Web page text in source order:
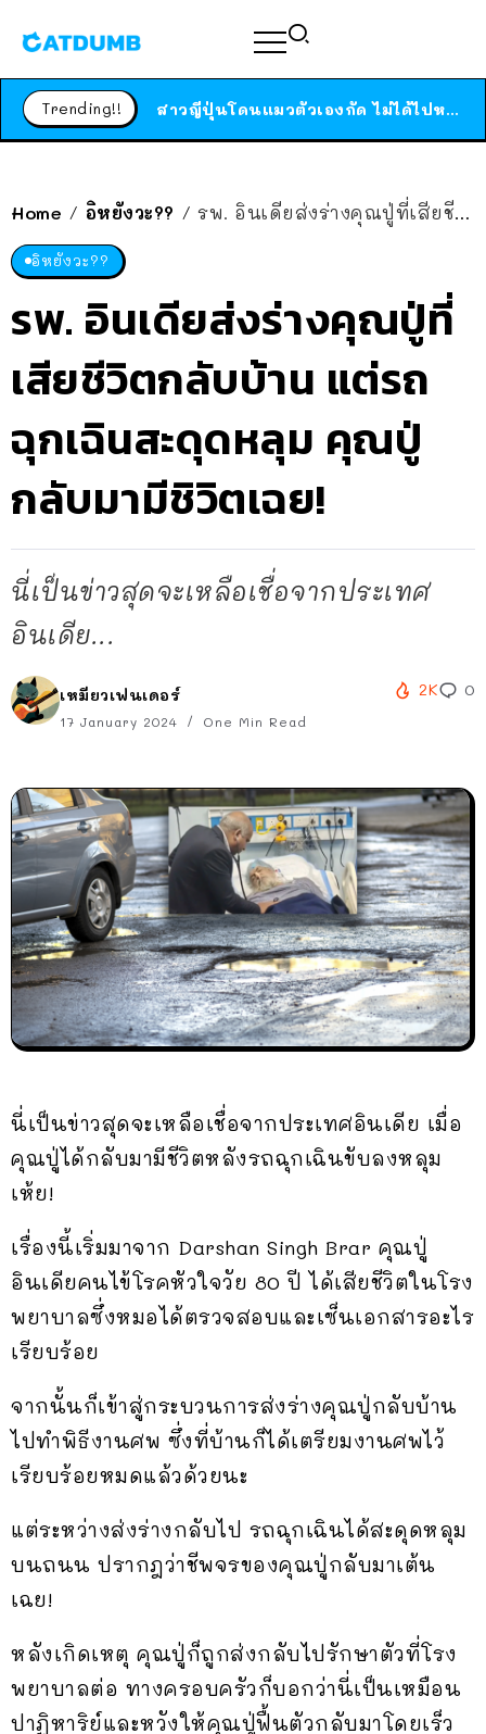
Trending!! ได้เวลาเด็กหนวดรวมตัว RF Online Next เปิดให้เล่นแล้ว เกม Sci-Fi MMORPG ระดับตำนาน เล่นได้ทั้งมือถือและ PC
สาวญี่ปุ่นโดนแมวตัวเองกัด ไม่ได้ไปหาหมอตั้งแต่เนิ่นๆ สุดท้ายขาบวม กลายเป็นโรคเนื้อเน่า เตือนทาสแมวทั้งหลายให้ระวัง
Home / อิหยังวะ?? / รพ. อินเดียส่งร่างคุณปู่ที่เสียชีวิตกลับบ้าน แต่รถฉุกเฉินสะดุดหลุม คุณปู่กลับมามีชิวิตเฉย!
อิหยังวะ??
รพ. อินเดียส่งร่างคุณปู่ที่
เสียชีวิตกลับบ้าน แต่รถ
ฉุกเฉินสะดุดหลุม คุณปู่
กลับมามีชิวิตเฉย!
นี่เป็นข่าวสุดจะเหลือเชื่อจากประเทศ
อินเดีย...
เหมียวเฟนเดอร์
17 January 2024 One Min Read
2K 0
นี่เป็นข่าวสุดจะเหลือเชื่อจากประเทศอินเดีย เมื่อ
คุณปู่ได้กลับมามีชีวิตหลังรถฉุกเฉินขับลงหลุม
เห้ย!
เรื่องนี้เริ่มมาจาก Darshan Singh Brar คุณปู่
อินเดียคนไข้โรคหัวใจวัย 80 ปี ได้เสียชีวิตในโรง
พยาบาลซึ่งหมอได้ตรวจสอบและเซ็นเอกสารอะไร
เรียบร้อย
จากนั้นก็เข้าสู่กระบวนการส่งร่างคุณปู่กลับบ้าน
ไปทำพิธีงานศพ ซึ่งที่บ้านก็ได้เตรียมงานศพไว้
เรียบร้อยหมดแล้วด้วยนะ
แต่ระหว่างส่งร่างกลับไป รถฉุกเฉินได้สะดุดหลุม
บนถนน ปรากฎว่าชีพจรของคุณปู่กลับมาเต้น
เฉย!
หลังเกิดเหตุ คุณปู่ก็ถูกส่งกลับไปรักษาตัวที่โรง
พยาบาลต่อ ทางครอบครัวก็บอกว่านี่เป็นเหมือน
ปาฏิหาริย์และหวังให้คุณปู่ฟื้นตัวกลับมาโดยเร็ว